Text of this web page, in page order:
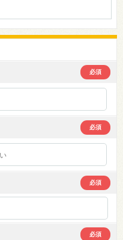
必須
必須
必須
必須